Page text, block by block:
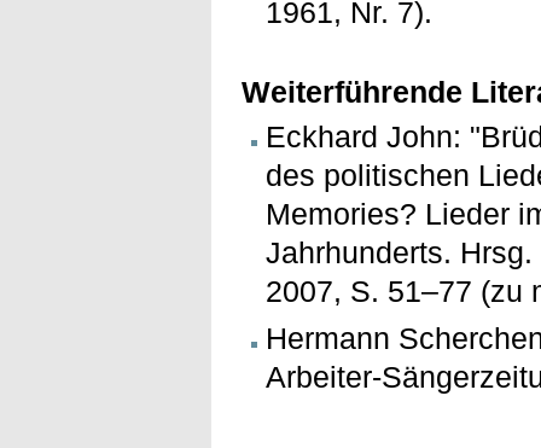
1961, Nr. 7).
Weiterführende
Eckhard John:
des politischen
Memories? Lieder
Jahrhunderts.
2007, S. 51–77 (zu
Hermann
Arbeiter-